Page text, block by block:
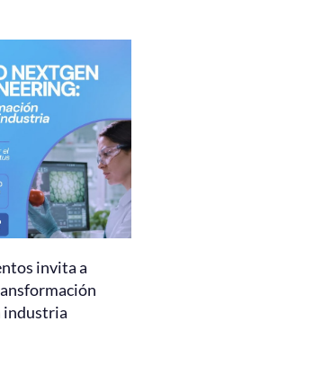
invita a
industria